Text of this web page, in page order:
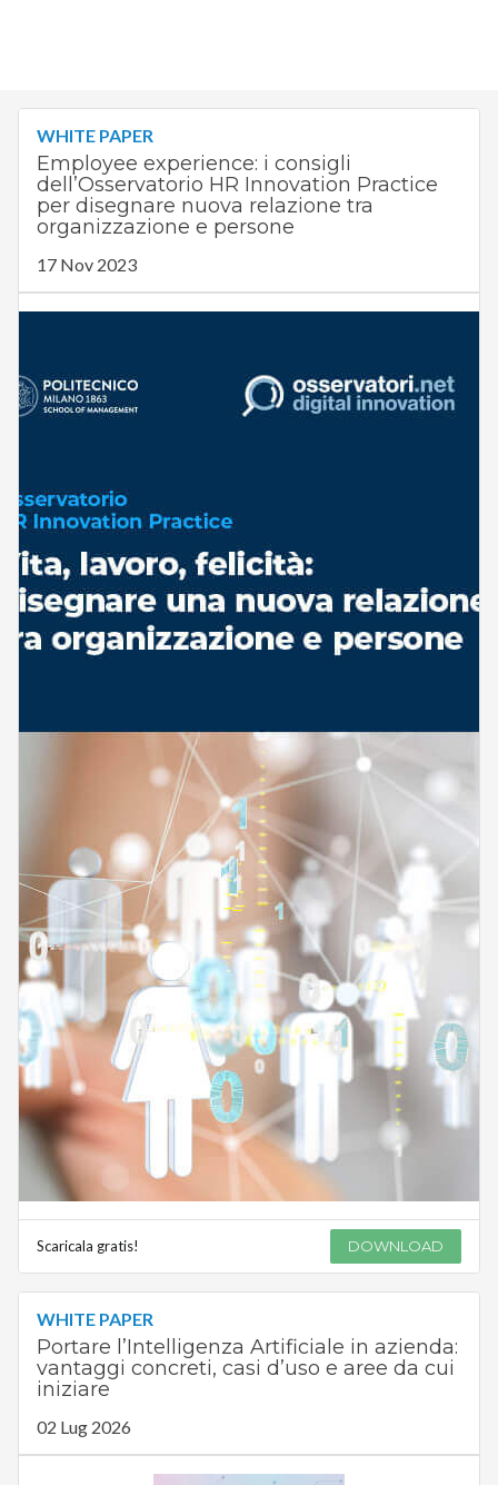
WHITE PAPER
Employee experience: i consigli
dell’Osservatorio HR Innovation Practice
per disegnare nuova relazione tra
organizzazione e persone
17 Nov 2023
Scaricala gratis! DOWNLOAD
WHITE PAPER
Portare l’Intelligenza Artificiale in azienda:
vantaggi concreti, casi d’uso e aree da cui
iniziare
02 Lug 2026